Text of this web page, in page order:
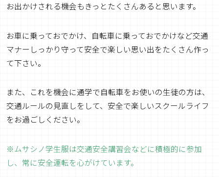
お出かけされる機会もきっとたくさんあると思います。
お車に乗っておでかけ、自転車に乗っておでかけなど交通
マナーしっかり守って安全で楽しい思い出をたくさん作っ
て下さい。
また、これを機会に通学で自転車をお使いの生徒の方は、
交通ルールの見直しをして、安全で楽しいスクールライフ
をお過ごしください。
※ムサシノ学生服は交通安全講習会などに積極的に参加
し、常に安全運転を心がけています。